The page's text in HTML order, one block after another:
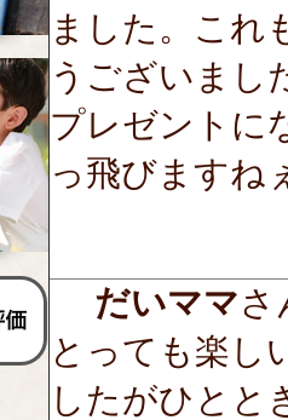
ました。これ
うございまし
プレゼントに
っ飛びますね
だいママさ
とっても楽し
したがひとと